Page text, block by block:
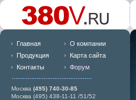
Главная
О компании
Продукция
Карта сайта
Контакты
Форум
Москва (495) 740-30-85
Москва (495) 438-11-11 /51/52